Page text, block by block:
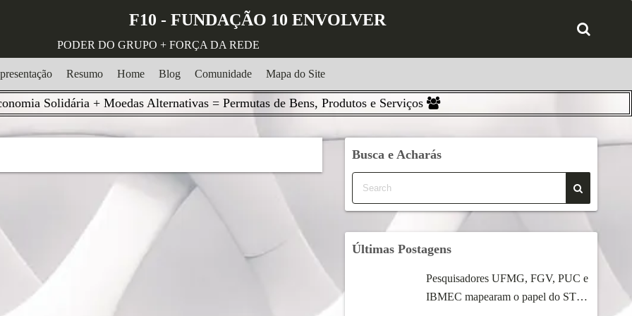
F10 - FUNDAÇÃO 10 ENVOLVER
PODER DO GRUPO + FORÇA DA REDE
Resumo Home Blog Comunidade Mapa do Site
Solidária + Moedas Alternativas = Permutas de Bens, Produtos e Serviços
Busca e Acharás
Últimas Postagens
Pesquisadores UFMG, FGV, PUC e
IBMEC mapearam o papel do STF